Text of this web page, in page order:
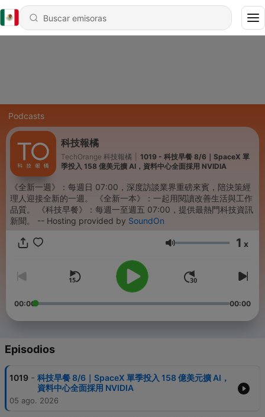
Podcasts
科技報橘
TechOrange 科技報橘
1019 - 科技早餐 8/6｜SpaceX 單
季投入 158 億美元擴 AI，資料中心全面採用 NVIDIA
《全新一週》：每週日 07:00，深度訪談業界重磅來賓，陪決策經
理人迎接全新的一週。 《全新一本》：一起用閱讀改善生活與工作
品質。 《科技早餐》：每週一至週五 07:00，提供最熱門科技資訊
新聞。 -- Hosting provided by SoundOn
Volumen 1 x
00:00 00:00
Episodios
1019 - 科技早餐 8/6｜SpaceX 單季投入 158 億美元擴 AI，
資料中心全面採用 NVIDIA
05 ago. 2026